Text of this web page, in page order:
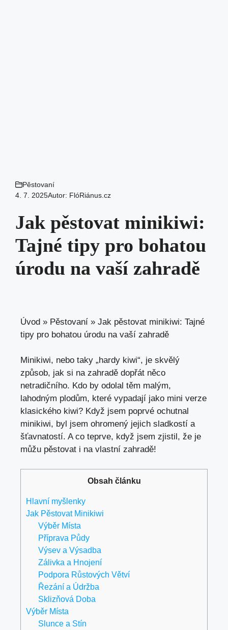
Pěstovaní
4. 7. 2025Autor: FlóRiánus.cz
Jak pěstovat minikiwi:
Tajné tipy pro bohatou
úrodu na vaší zahradě
Úvod » Pěstovaní » Jak pěstovat minikiwi: Tajné
tipy pro bohatou úrodu na vaší zahradě
Minikiwi, nebo taky „hardy kiwi“, je skvělý
způsob, jak si na zahradě dopřát něco
netradičního. Kdo by odolal těm malým,
lahodným plodům, které vypadají jako mini verze
klasického kiwi? Když jsem poprvé ochutnal
minikiwi, byl jsem ohromený jejich sladkostí a
šťavnatostí. A co teprve, když jsem zjistil, že je
můžu pěstovat i na vlastní zahradě!
Obsah článku
Hlavní myšlenky
Jak Pěstovat Minikiwi
Výběr Místa
Příprava Půdy
Výsev a Výsadba
Zálivka a Hnojení
Podpora Růstových Větví
Řezání a Údržba
Sklizňová Doba
Výběr Místa
Slunce a Stín